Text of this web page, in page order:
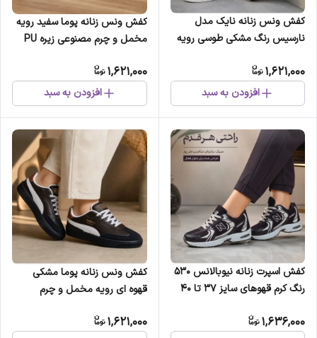
کفش ونس زنانه نایک مدل
نارسیس رنگ مشکی طوسی رویه
دوخت سایز 37 تا 40
1,621,000
افزودن به سبد
کفش ونس زنانه پوما سفید رویه
مخمل و چرم مصنوعی زیره PU
1,621,000
افزودن به سبد
کفش اسپرت زنانه نیوبالانس 530
رنگ کرم قهوهای سایز 37 تا 40
1,636,000
کفش ونس زنانه پوما مشکی
قهوه ای رویه مخمل و چرم
1,621,000